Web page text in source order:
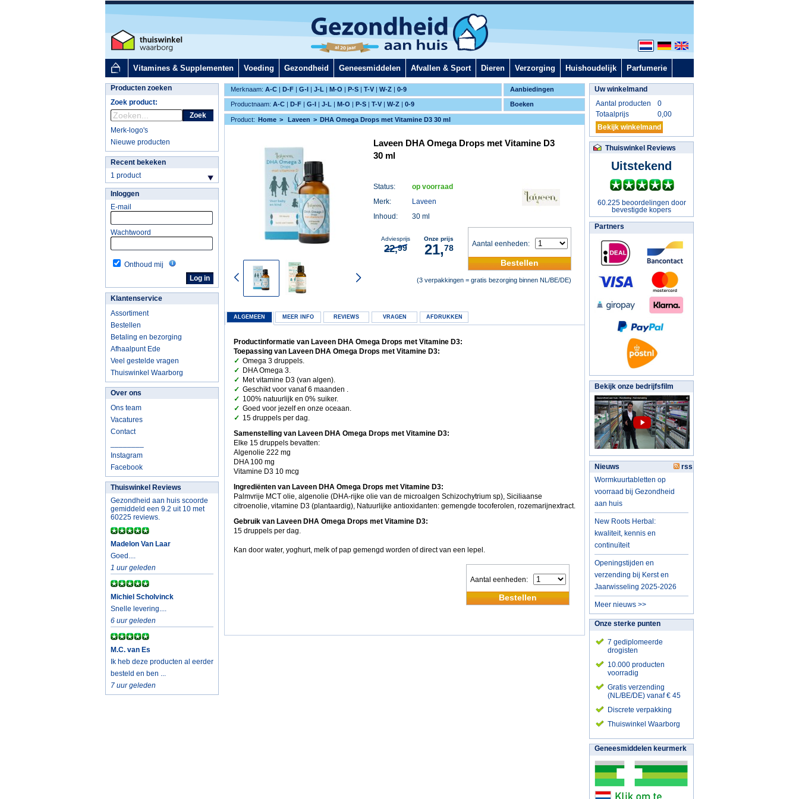
Vitamines & Supplementen Voeding Gezondheid Geneesmiddelen Afvallen & Sport Dieren Verzorging Huishoudelijk Parfumerie
Aanbiedingen
Merknaam: A-C | D-F | G-I | J-L | M-O | P-S | T-V | W-Z | 0-9
Boeken
Productnaam: A-C | D-F | G-I | J-L | M-O | P-S | T-V | W-Z | 0-9
Producten zoeken
Zoek product:
Zoek
Merk-logo's
Nieuwe producten
Recent bekeken
1 product
Inloggen
E-mail
Wachtwoord
Onthoud mij
Klantenservice
Assortiment
Bestellen
Betaling en bezorging
Afhaalpunt Ede
Veel gestelde vragen
Thuiswinkel Waarborg
Over ons
Ons team
Vacatures
Contact
Instagram
Facebook
Thuiswinkel Reviews
Gezondheid aan huis scoorde
gemiddeld een 9.2 uit 10 met
60225 reviews.
Madelon Van Laar
Goed....
1 uur geleden
Michiel Scholvinck
Snelle levering....
6 uur geleden
M.C. van Es
Ik heb deze producten al eerder
besteld en ben ...
7 uur geleden
Product: Home Laveen DHA Omega Drops met Vitamine D3 30 ml
Laveen DHA Omega Drops met Vitamine D3
30 ml
Status:
op voorraad
Merk:
Laveen
Inhoud:
30 ml
Aantal eenheden:
Bestellen
Adviesprijs
22,99
Onze prijs
21,78
(3 verpakkingen = gratis bezorging binnen NL/BE/DE)
ALGEMEEN MEER INFO REVIEWS VRAGEN AFDRUKKEN
Productinformatie van Laveen DHA Omega Drops met Vitamine D3:
Toepassing van Laveen DHA Omega Drops met Vitamine D3:
✓ Omega 3 druppels.
✓ DHA Omega 3.
✓ Met vitamine D3 (van algen).
✓ Geschikt voor vanaf 6 maanden .
✓ 100% natuurlijk en 0% suiker.
✓ Goed voor jezelf en onze oceaan.
✓ 15 druppels per dag.
Samenstelling van Laveen DHA Omega Drops met Vitamine D3:
Elke 15 druppels bevatten:
Algenolie 222 mg
DHA 100 mg
Vitamine D3 10 mcg
Ingrediënten van Laveen DHA Omega Drops met Vitamine D3:
Palmvrije MCT olie, algenolie (DHA-rijke olie van de microalgen Schizochytrium sp), Siciliaanse
citroenolie, vitamine D3 (plantaardig), Natuurlijke antioxidanten: gemengde tocoferolen, rozemarijnextract.
Gebruik van Laveen DHA Omega Drops met Vitamine D3:
15 druppels per dag.
Kan door water, yoghurt, melk of pap gemengd worden of direct van een lepel.
Aantal eenheden:
Bestellen
Uw winkelmand
Aantal producten
0
Totaalprijs
0,00
Bekijk winkelmand
Thuiswinkel Reviews
Uitstekend
60.225 beoordelingen door
bevestigde kopers
Partners
Bekijk onze bedrijfsfilm
Nieuws
rss
Wormkuurtabletten op
voorraad bij Gezondheid
aan huis
New Roots Herbal:
kwaliteit, kennis en
continuïteit
Openingstijden en
verzending bij Kerst en
Jaarwisseling 2025-2026
Meer nieuws >>
Onze sterke punten
7 gediplomeerde
drogisten
10.000 producten
voorradig
Gratis verzending
(NL/BE/DE) vanaf € 45
Discrete verpakking
Thuiswinkel Waarborg
Geneesmiddelen keurmerk